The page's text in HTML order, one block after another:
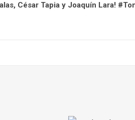
César Tapia y Joaquín Lara!